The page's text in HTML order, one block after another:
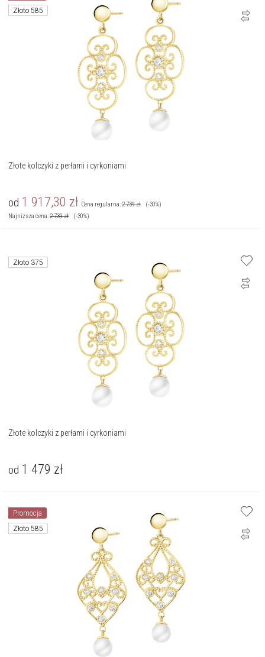
Złoto 585
Złote kolczyki z perłami i cyrkoniami
od 1 917,30 zł Cena regularna:2 739zł
(-30%)
Najniższa cena:2 739zł (-30%)
Złoto 375
Złote kolczyki z perłami i cyrkoniami
od 1 479 zł
Promocja
Złoto 585